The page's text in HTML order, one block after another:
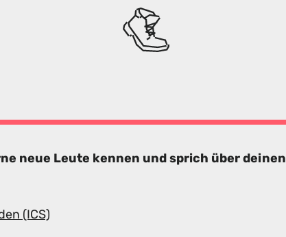
neue Leute kennen und sprich über deinen
(ICS)